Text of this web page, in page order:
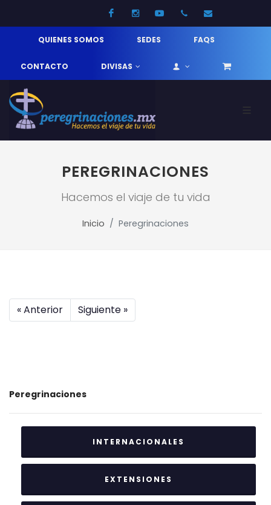
FacebookInstagramYoutube52 33 31210744
QUIENES SOMOS SEDES FAQS
CONTACTO DIVISAS
PEREGRINACIONES
Hacemos el viaje de tu vida
Inicio Peregrinaciones
« Anterior Siguiente »
Peregrinaciones
INTERNACIONALES
EXTENSIONES